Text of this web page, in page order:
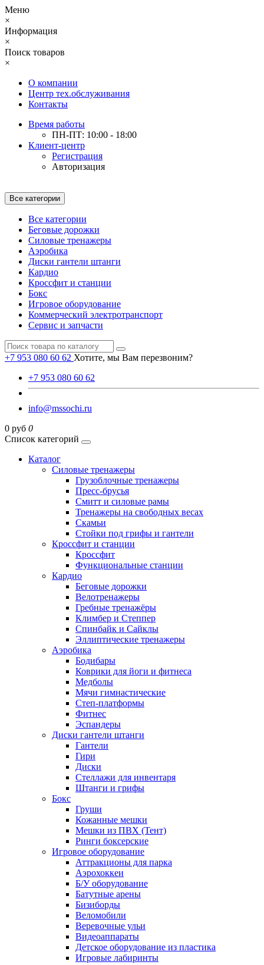
Меню
×
Информация
×
Поиск товаров
×
О компании
Центр тех.обслуживания
Контакты
Время работы
ПН-ПТ: 10:00 - 18:00
Клиент-центр
Регистрация
Авторизация
Все категории
Все категории
Беговые дорожки
Силовые тренажеры
Аэробика
Диски гантели штанги
Кардио
Кроссфит и станции
Бокс
Игровое оборудование
Коммерческий электротранспорт
Сервис и запчасти
+7 953 080 60 62 Хотите, мы Вам перезвоним?
+7 953 080 60 62
info@mssochi.ru
0 руб 0
Список категорий
Каталог
Силовые тренажеры
Грузоблочные тренажеры
Пресс-брусья
Смитт и силовые рамы
Тренажеры на свободных весах
Скамьи
Стойки под грифы и гантели
Кроссфит и станции
Кроссфит
Функциональные станции
Кардио
Беговые дорожки
Велотренажеры
Гребные тренажёры
Климбер и Степпер
Спинбайк и Сайклы
Эллиптические тренажеры
Аэробика
Бодибары
Коврики для йоги и фитнеса
Медболы
Мячи гимнастические
Степ-платформы
Фитнес
Эспандеры
Диски гантели штанги
Гантели
Гири
Диски
Стеллажи для инвентаря
Штанги и грифы
Бокс
Груши
Кожанные мешки
Мешки из ПВХ (Тент)
Ринги боксерские
Игровое оборудование
Аттракционы для парка
Аэрохоккеи
Б/У оборудование
Батутные арены
Бизиборды
Веломобили
Веревочные ульи
Видеоаппараты
Детское оборудование из пластика
Игровые лабиринты